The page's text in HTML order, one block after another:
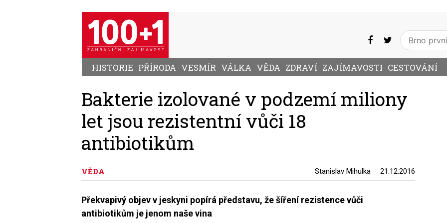
HISTORIE PŘÍRODA VESMÍR VÁLKA VĚDA ZDRAVÍ ZAJÍMAVOSTI CESTOVÁNÍ
Bakterie izolované v podzemí miliony
let jsou rezistentní vůči 18
antibiotikům
VĚDA Stanislav Mihulka 21.12.2016
Překvapivý objev v jeskyni popírá představu, že šíření rezistence vůči
antibiotikům je jenom naše vina